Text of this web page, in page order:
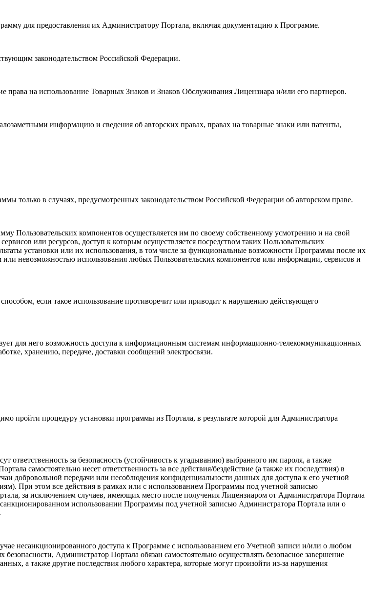
для предоставления их Администратору Портала, включая документацию к Программе.
законодательством Российской Федерации.
на использование Товарных Знаков и Знаков Обслуживания Лицензиара и/или его партнеров.
информацию и сведения об авторских правах, правах на товарные знаки или патенты,
только в случаях, предусмотренных законодательством Российской Федерации об авторском праве.
Пользовательских компонентов осуществляется им по своему собственному усмотрению и на свой
или ресурсов, доступ к которым осуществляется посредством таких Пользовательских
установки или их использования, в том числе за функциональные возможности Программы после их
невозможностью использования любых Пользовательских компонентов или информации, сервисов и
если такое использование противоречит или приводит к нарушению действующего
для него возможность доступа к информационным системам информационно-телекоммуникационных
хранению, передаче, доставки сообщений электросвязи.
пройти процедуру установки программы из Портала, в результате которой для Администратора
ответственность за безопасность (устойчивость к угадыванию) выбранного им пароля, а также
самостоятельно несет ответственность за все действия/бездействие (а также их последствия) в
добровольной передачи или несоблюдения конфиденциальности данных для доступа к его учетной
При этом все действия в рамках или с использованием Программы под учетной записью
за исключением случаев, имеющих место после получения Лицензиаром от Администратора Портала
использовании Программы под учетной записью Администратора Портала или о
несанкционированного доступа к Программе с использованием его Учетной записи и/или о любом
Администратор Портала обязан самостоятельно осуществлять безопасное завершение
а также другие последствия любого характера, которые могут произойти из-за нарушения